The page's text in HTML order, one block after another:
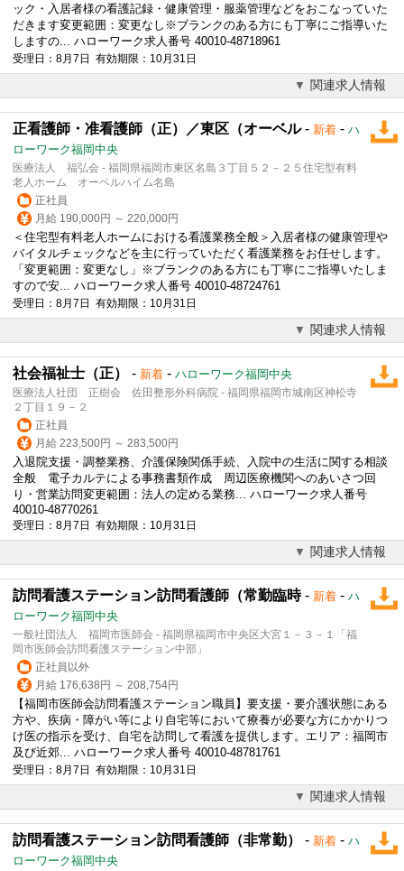
ック・入居者様の看護記録・健康管理・服薬管理などをおこなっていた
だきます変更範囲：変更なし※ブランクのある方にも丁寧にご指導いた
しますの... ハローワーク求人番号 40010-48718961
受理日：8月7日 有効期限：10月31日
関連求人情報
正看護師・准看護師（正）／東区（オーベル- 新着 - ハ
ローワーク福岡中央
医療法人 福弘会 - 福岡県福岡市東区名島３丁目５２－２５住宅型有料
老人ホーム オーベルハイム名島
正社員
月給 190,000円 ～ 220,000円
＜住宅型有料老人ホームにおける看護業務全般＞入居者様の健康管理や
バイタルチェックなどを主に行っていただく看護業務をお任せします。
「変更範囲：変更なし」※ブランクのある方にも丁寧にご指導いたしま
すので安... ハローワーク求人番号 40010-48724761
受理日：8月7日 有効期限：10月31日
関連求人情報
社会福祉士（正） - 新着 - ハローワーク福岡中央
医療法人社団 正樹会 佐田整形外科病院 - 福岡県福岡市城南区神松寺
２丁目１９－２
正社員
月給 223,500円 ～ 283,500円
入退院支援・調整業務、 介護保険関係手続、入院中の生活に関する相談
全般 電子カルテによる事務書類作成 周辺医療機関へのあいさつ回
り・営業訪問変更範囲：法人の定める業務... ハローワーク求人番号
40010-48770261
受理日：8月7日 有効期限：10月31日
関連求人情報
訪問看護ステーション訪問看護師（常勤臨時- 新着 - ハ
ローワーク福岡中央
一般社団法人 福岡市医師会 - 福岡県福岡市中央区大宮１－３－１「福
岡市医師会訪問看護ステーション中部」
正社員以外
月給 176,638円 ～ 208,754円
【福岡市医師会訪問看護ステーション職員】要支援・要介護状態にある
方や、疾病・障がい等により自宅等において療養が必要な方にかかりつ
け医の指示を受け、自宅を訪問して看護を提供します。エリア：福岡市
及び近郊... ハローワーク求人番号 40010-48781761
受理日：8月7日 有効期限：10月31日
関連求人情報
訪問看護ステーション訪問看護師（非常勤） - 新着 - ハ
ローワーク福岡中央